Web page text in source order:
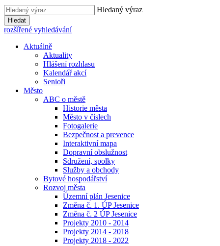
Hledaný výraz
Hledat
rozšířené vyhledávání
Aktuálně
Aktuality
Hlášení rozhlasu
Kalendář akcí
Senioři
Město
ABC o městě
Historie města
Město v číslech
Fotogalerie
Bezpečnost a prevence
Interaktivní mapa
Dopravní obslužnost
Sdružení, spolky
Služby a obchody
Bytové hospodářství
Rozvoj města
Územní plán Jesenice
Změna č. 1. ÚP Jesenice
Změna č. 2 ÚP Jesenice
Projekty 2010 - 2014
Projekty 2014 - 2018
Projekty 2018 - 2022